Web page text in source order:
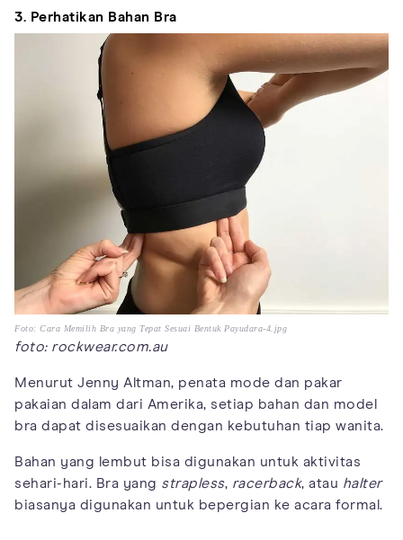
3. Perhatikan Bahan Bra
Foto: Cara Memilih Bra yang Tepat Sesuai Bentuk Payudara-4.jpg
foto: rockwear.com.au
Menurut Jenny Altman, penata mode dan pakar
pakaian dalam dari Amerika, setiap bahan dan model
bra dapat disesuaikan dengan kebutuhan tiap wanita.
Bahan yang lembut bisa digunakan untuk aktivitas
sehari-hari. Bra yang strapless, racerback, atau halter
biasanya digunakan untuk bepergian ke acara formal.